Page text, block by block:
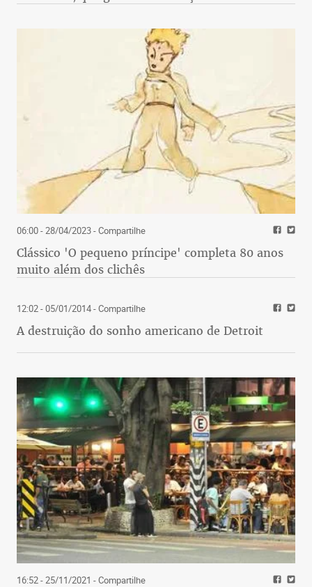
06:00 - 28/04/2023- Compartilhe
Clássico 'O pequeno príncipe' completa 80 anos
muito além dos clichês
12:02 - 05/01/2014- Compartilhe
A destruição do sonho americano de Detroit
16:52 - 25/11/2021 - Compartilhe